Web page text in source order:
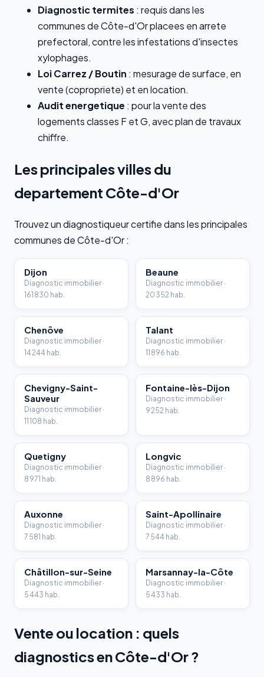
Diagnostic termites : requis dans les
communes de Côte-d'Or placees en arrete
prefectoral, contre les infestations d'insectes
xylophages.
Loi Carrez / Boutin : mesurage de surface, en
vente (copropriete) et en location.
Audit energetique : pour la vente des
logements classes F et G, avec plan de travaux
chiffre.
Les principales villes du
departement Côte-d'Or
Trouvez un diagnostiqueur certifie dans les principales
communes de Côte-d'Or :
Dijon
Diagnostic immobilier ·
161 830 hab.
Beaune
Diagnostic immobilier ·
20 352 hab.
Chenôve
Diagnostic immobilier ·
14 244 hab.
Talant
Diagnostic immobilier ·
11 896 hab.
Chevigny-Saint-
Sauveur
Diagnostic immobilier ·
11 108 hab.
Fontaine-lès-Dijon
Diagnostic immobilier ·
9 252 hab.
Quetigny
Diagnostic immobilier ·
8 971 hab.
Longvic
Diagnostic immobilier ·
8 896 hab.
Auxonne
Diagnostic immobilier ·
7 581 hab.
Saint-Apollinaire
Diagnostic immobilier ·
7 544 hab.
Châtillon-sur-Seine
Diagnostic immobilier ·
5 443 hab.
Marsannay-la-Côte
Diagnostic immobilier ·
5 433 hab.
Vente ou location : quels
diagnostics en Côte-d'Or ?